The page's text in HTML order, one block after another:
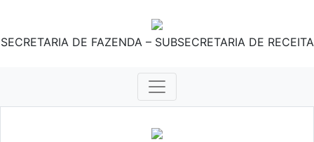
SECRETARIA DE FAZENDA – SUBSECRETARIA DE RECEITA